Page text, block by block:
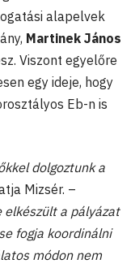
alapelvek
Martinek János
Viszont egyelőre
egy ideje, hogy
Eb-n is
dolgoztunk a
Mizsér. –
a pályázat
fogja koordinálni
módon nem